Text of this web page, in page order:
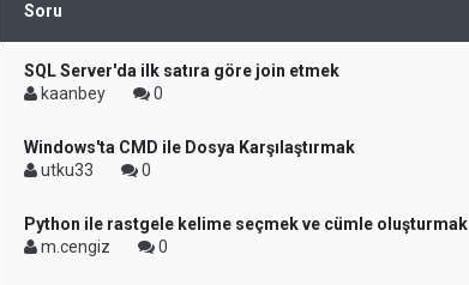
Soru
SQL Server'da ilk satıra göre join etmek
kaanbey
0
Windows'ta CMD ile Dosya Karşılaştırmak
utku33
0
Python ile rastgele kelime seçmek ve cümle oluşturmak
m.cengiz
0